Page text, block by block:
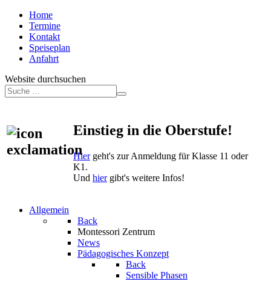
Home
Termine
Kontakt
Speiseplan
Anfahrt
Website durchsuchen
Einstieg in die Oberstufe!
Hiergeht's zur Anmeldung für Klasse 11 oder
K1.
Und hiergibt's weitere Infos!
Allgemein
Back
Montessori Zentrum
News
Pädagogisches Konzept
Back
Sensible Phasen